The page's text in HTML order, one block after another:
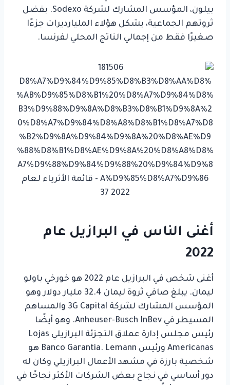
بيلون، المؤسس المشارك لشركة Sodexo. بفضل
ثروتهم الجماعية، يشكل هؤلاء المليارديرات جزءًا
صغيرًا فقط من إجمالي الناتج المحلي لفرنسا.
أغنى الناس في البرازيل عام
2022
أغنى شخص في البرازيل عام 2022 هو خورخي باولو
ليمان. يبلغ صافي ثروة ليمان 32.4 مليار دولار وهو
المؤسس المشارك لشركة 3G Capital والمساهم
المسيطر في Anheuser-Busch InBev. وهو أيضًا
رئيس مجلس إدارة عملاق التجزئة البرازيلي Lojas
Americanas ورئيس Banco Garantia. Lemann هو
شخصية بارزة في مشهد الأعمال البرازيلي وكان له
دور أساسي في نجاح بعض الشركات الأكثر نجاحًا في